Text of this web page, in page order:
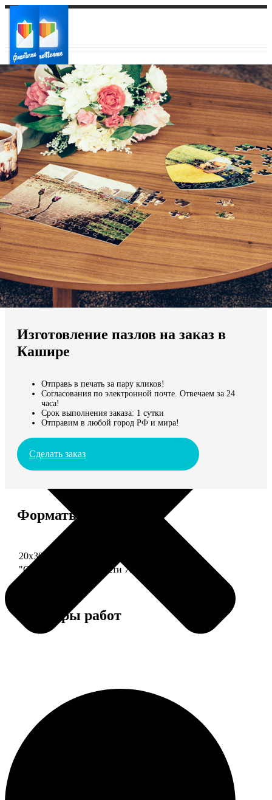
Ваш город:
Ваш регион доставки
Выберите из списка:
Мы доставляем по всему миру
Продолжить без города
Изготовление пазлов на заказ в
Кашире
Отправь в печать за пару кликов!
Согласования по электронной почте. Отвечаем за 24
часа!
Срок выполнения заказа: 1 сутки
Отправим в любой город РФ и мира!
Сделать заказ
Форматы и цены
Услуга
20х30 110 частей
"Сердце" 20х20 74 части 790
Примеры работ